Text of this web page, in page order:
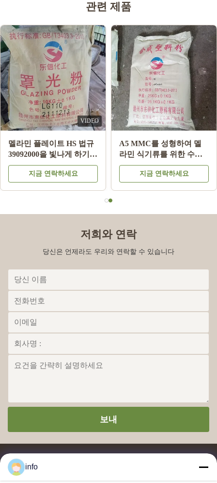
관련 제품
VIDEO
멜라민 플레이트 HS 법규
39092000을 빛나게 하기
위한 분유 제조들에 글레
이즈를 바르는 LG220 멜
지금 연락하세요
A5 MMC를 성형하여 멜
라민 식기류를 위한 수지
원료 분말을 본뜨는 멜라
민 화학지금 연락하세요
저희와 연락
당신은 언제라도 우리와 연락할 수 있습니다
보내
info